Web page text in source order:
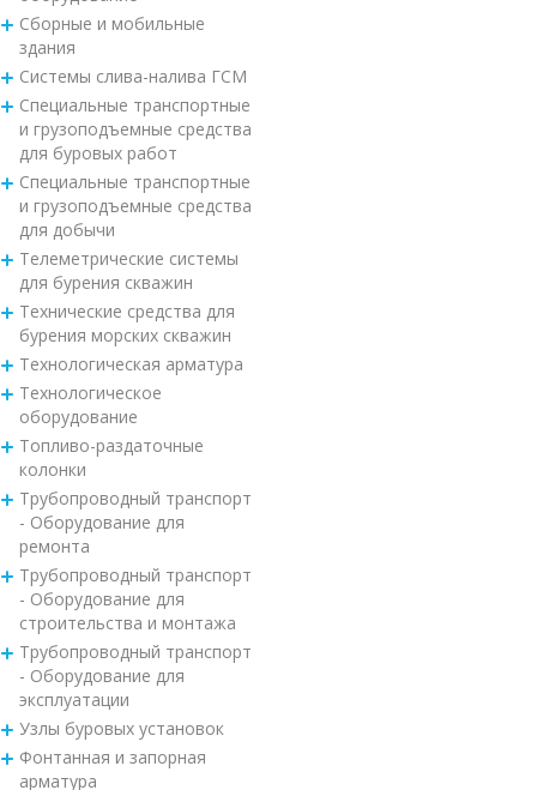
Сборные и мобильные
здания
Системы слива-налива ГСМ
Специальные транспортные
и грузоподъемные средства
для буровых работ
Специальные транспортные
и грузоподъемные средства
для добычи
Телеметрические системы
для бурения скважин
Технические средства для
бурения морских скважин
Технологическая арматура
Технологическое
оборудование
Топливо-раздаточные
колонки
Трубопроводный транспорт
- Оборудование для
ремонта
Трубопроводный транспорт
- Оборудование для
строительства и монтажа
Трубопроводный транспорт
- Оборудование для
эксплуатации
Узлы буровых установок
Фонтанная и запорная
арматура